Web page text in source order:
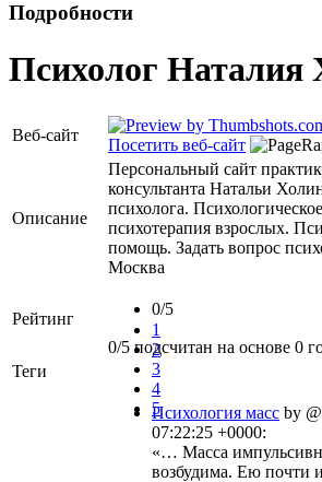
Подробности
Психолог Наталия
Веб-сайт
Посетить веб-сайт
Описание
Персональный сайт
консультанта Натальи
психолога.
психотерапия взрослых.
помощь. Задать вопрос
Москва
Рейтинг
0/5
1
2
3
4
5
0/5 подсчитан на основе 0
Теги
Психология масс by
07:22:25 +0000:
«… Масса
возбудима. Ею почти